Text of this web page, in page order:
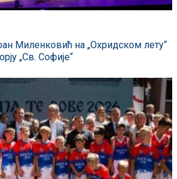
Миленковић на „Охридском лету“
„Св. Софије“